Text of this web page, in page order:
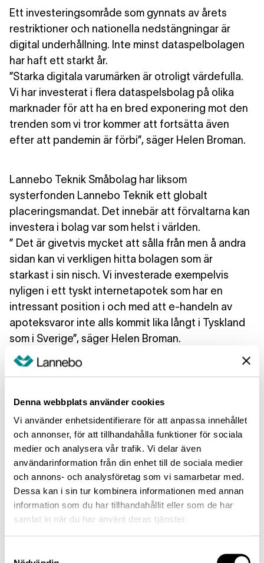
Denna webbplats använder cookies
Vi använder enhetsidentifierare för att anpassa innehållet
och annonser, för att tillhandahålla funktioner för sociala
medier och analysera vår trafik. Vi delar även
användarinformation från din enhet till de sociala medier
och annons- och analysföretag som vi samarbetar med.
Dessa kan i sin tur kombinera informationen med annan
information som du har tillhandahållit eller som de har
samlat in när du har använt deras tjänster.
Ett investeringsområde som gynnats av årets
restriktioner och nationella nedstängningar är
digital underhållning. Inte minst dataspelbolagen
har haft ett starkt år.
”Starka digitala varumärken är otroligt värdefulla.
Vi har investerat i flera dataspelsbolag på olika
marknader för att ha en bred exponering mot den
trenden som vi tror kommer att fortsätta även
efter att pandemin är förbi”, säger Helen Broman.
Lannebo Teknik Småbolag har liksom
systerfonden Lannebo Teknik ett globalt
placeringsmandat. Det innebär att förvaltarna kan
investera i bolag var som helst i världen.
” Det är givetvis mycket att sålla från men å andra
sidan kan vi verkligen hitta bolagen som är
starkast i sin nisch. Vi investerade exempelvis
nyligen i ett tyskt internetapotek som har en
intressant position i och med att e-handeln av
apoteksvaror inte alls kommit lika långt i Tyskland
som i Sverige”, säger Helen Broman.
Allt som allt summerar fondens första 12 månader
relation till fondens jämförelseindex som stigit
med 14 procent.*
Vad som gör prestationen särskild värd att
uppmärksamma är att förvaltningsstrategin är
relativt försiktig.
”Vi undviker rena förhoppningsbolag och
att det gör att vi inte kommer att följa med till den